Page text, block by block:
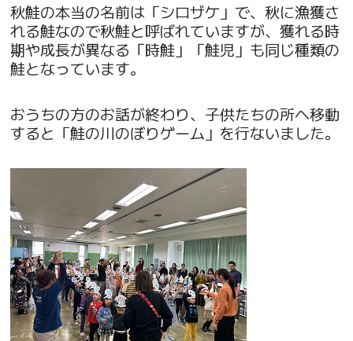
秋鮭の本当の名前は「シロザケ」で、秋に漁獲さ
れる鮭なので秋鮭と呼ばれていますが、獲れる時
期や成長が異なる「時鮭」「鮭児」も同じ種類の
鮭となっています。
おうちの方のお話が終わり、子供たちの所へ移動
すると「鮭の川のぼりゲーム」を行ないました。